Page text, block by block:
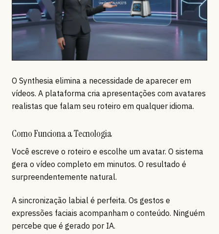
O Synthesia elimina a necessidade de aparecer em
vídeos. A plataforma cria apresentações com avatares
realistas que falam seu roteiro em qualquer idioma.
Como Funciona a Tecnologia
Você escreve o roteiro e escolhe um avatar. O sistema
gera o vídeo completo em minutos. O resultado é
surpreendentemente natural.
A sincronização labial é perfeita. Os gestos e
expressões faciais acompanham o conteúdo. Ninguém
percebe que é gerado por IA.